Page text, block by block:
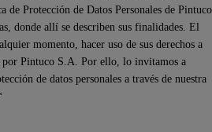
de Protección de Datos Personales de Pintuco
donde allí se describen sus finalidades. El
momento, hacer uso de sus derechos a
por Pintuco S.A. Por ello, lo invitamos a
de datos personales a través de nuestra